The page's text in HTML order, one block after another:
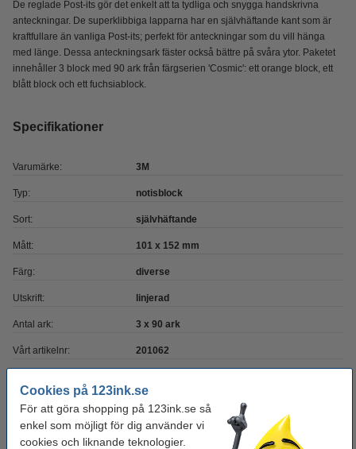
Cookies på 123ink.se
För att göra shopping på 123ink.se så
enkel som möjligt för dig använder vi
cookies och liknande teknologier.
De reglade Post-its gör det enkelt att ta tydliga och snygga handskrivna
anteckningar. De superklibbiga lapparna har en självhäftande kant som är
kraftfullare än vanliga Post-its; perfekt för anteckningar som du vill hänga
med länge. Dessa anteckningsark fäster också bättre på svåra ytor. Paketet
innehåller 3 block med 90 ark från färgserien 'Cosmic': ett orange block, ett
blått block och ett fuchsiablock.
Specifikationer
Varumärke: 3M
Typ: notisblock
Sort: självhäftande
Mått: 101 x 152 mm
Färg: diverse
Utskrift: linjerad
Antal ark: 3 x 90 ark
Vårt artikelnr: 201062
Tips! Köp med pennor!
Bläckpenna | 123ink | gul | 10st
40 kr